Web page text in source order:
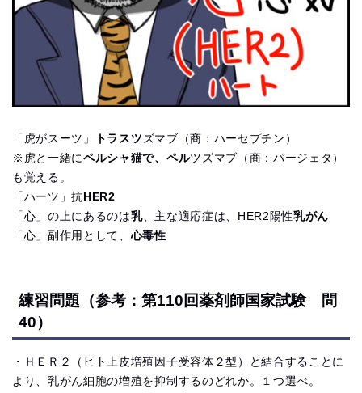
「虎がスーツ」 トラスツ ズマブ（商：ハーセプチン）
※虎と一緒にペルシャ猫で、ペルツズマブ（商：パージェタ）
も覚える。
「ハーツ」抗HER2
「心」の上にあるのは乳、主な適応症は、HER2陽性乳がん
「心」副作用として、 心毒性
練習問題（参考：第110回薬剤師国家試験 問
40）
・ＨＥＲ２（ヒト上皮増殖因子受容体２型）と結合することに
より、乳がん細胞の増殖を抑制するのどれか。１つ選べ。